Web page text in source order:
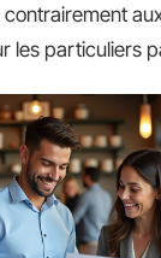
contrairement
les particuliers